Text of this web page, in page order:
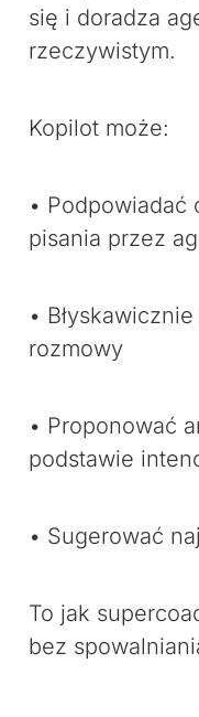
się i doradza
rzeczywistym.
Kopilot może:
•
pisania przez
•
rozmowy
• Proponować
podstawie
• Sugerować
To jak
bez